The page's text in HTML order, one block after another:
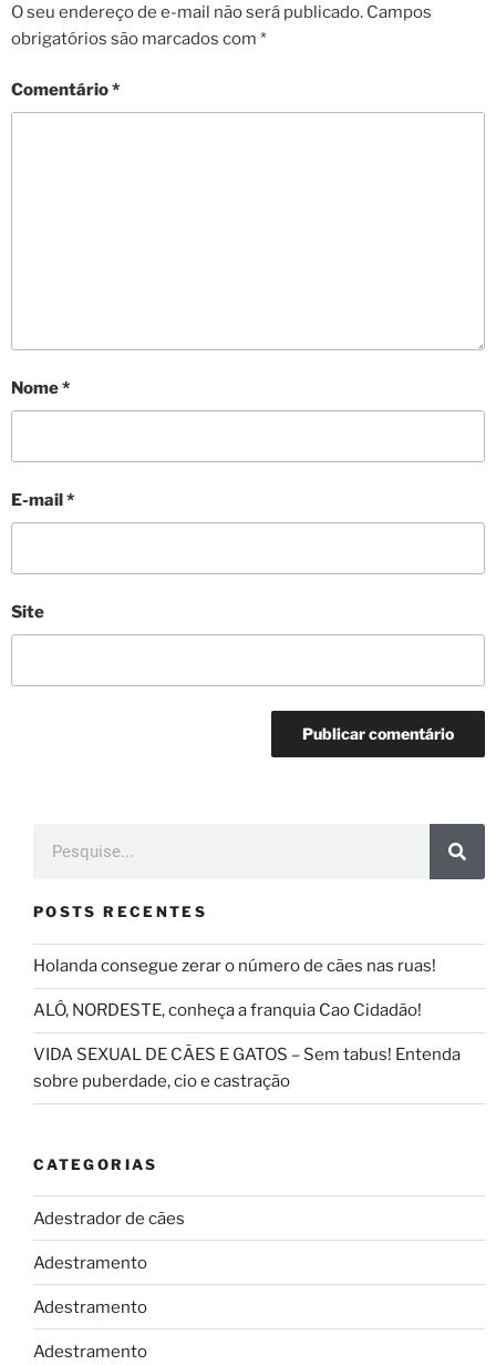
O seu endereço de e-mail não será publicado. Campos
obrigatórios são marcados com *
Comentário*
Nome*
E-mail*
Site
POSTS RECENTES
Holanda consegue zerar o número de cães nas ruas!
ALÔ, NORDESTE, conheça a franquia Cao Cidadão!
VIDA SEXUAL DE CÃES E GATOS – Sem tabus! Entenda
sobre puberdade, cio e castração
CATEGORIAS
Adestrador de cães
Adestramento
Adestramento
Adestramento